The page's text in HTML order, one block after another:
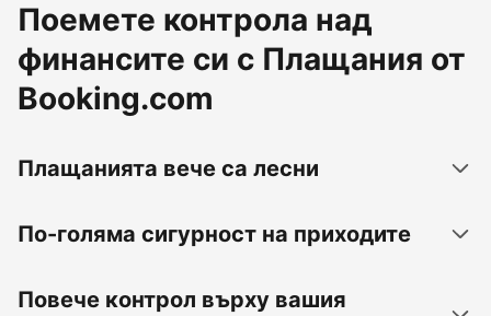
Поемете контрола над
финансите си с Плащания от
Booking.com
Плащанията вече са лесни
По-голяма сигурност на приходите
Повече контрол върху вашия